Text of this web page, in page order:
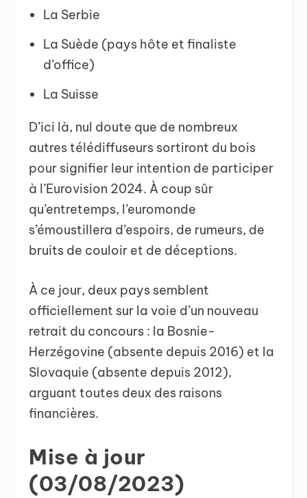
La Serbie
La Suède (pays hôte et finaliste
d’office)
La Suisse
D’ici là, nul doute que de nombreux
autres télédiffuseurs sortiront du bois
pour signifier leur intention de participer
à l’Eurovision 2024. À coup sûr
qu’entretemps, l’euromonde
s’émoustillera d’espoirs, de rumeurs, de
bruits de couloir et de déceptions.
À ce jour, deux pays semblent
officiellement sur la voie d’un nouveau
retrait du concours : la Bosnie-
Herzégovine (absente depuis 2016) et la
Slovaquie (absente depuis 2012),
arguant toutes deux des raisons
financières.
Mise à jour
(03/08/2023)